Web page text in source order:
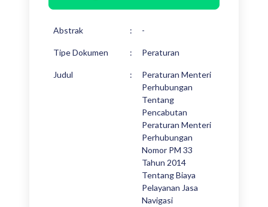
Abstrak : -
Tipe Dokumen : Peraturan
Judul :
Peraturan Menteri
Perhubungan
Tentang
Pencabutan
Peraturan Menteri
Perhubungan
Nomor PM 33
Tahun 2014
Tentang Biaya
Pelayanan Jasa
Navigasi